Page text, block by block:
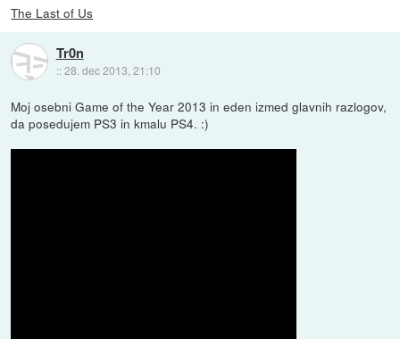
The Last of Us
Tr0n
::28. dec 2013, 21:10
Moj osebni Game of the Year 2013 in eden izmed glavnih razlogov,
da posedujem PS3 in kmalu PS4. :)